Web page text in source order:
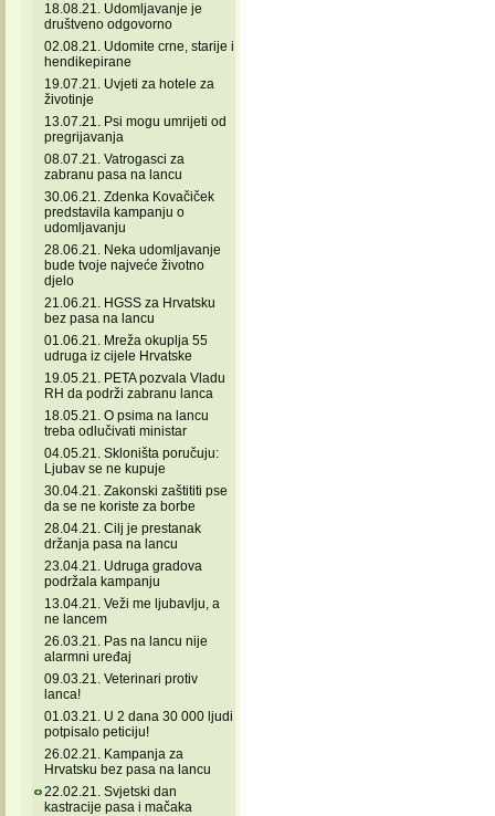
18.08.21. Udomljavanje je
društveno odgovorno
02.08.21. Udomite crne, starije i
hendikepirane
19.07.21. Uvjeti za hotele za
životinje
13.07.21. Psi mogu umrijeti od
pregrijavanja
08.07.21. Vatrogasci za
zabranu pasa na lancu
30.06.21. Zdenka Kovačiček
predstavila kampanju o
udomljavanju
28.06.21. Neka udomljavanje
bude tvoje najveće životno
djelo
21.06.21. HGSS za Hrvatsku
bez pasa na lancu
01.06.21. Mreža okuplja 55
udruga iz cijele Hrvatske
19.05.21. PETA pozvala Vladu
RH da podrži zabranu lanca
18.05.21. O psima na lancu
treba odlučivati ministar
04.05.21. Skloništa poručuju:
Ljubav se ne kupuje
30.04.21. Zakonski zaštititi pse
da se ne koriste za borbe
28.04.21. Cilj je prestanak
držanja pasa na lancu
23.04.21. Udruga gradova
podržala kampanju
13.04.21. Veži me ljubavlju, a
ne lancem
26.03.21. Pas na lancu nije
alarmni uređaj
09.03.21. Veterinari protiv
lanca!
01.03.21. U 2 dana 30 000 ljudi
potpisalo peticiju!
26.02.21. Kampanja za
Hrvatsku bez pasa na lancu
22.02.21. Svjetski dan
kastracije pasa i mačaka